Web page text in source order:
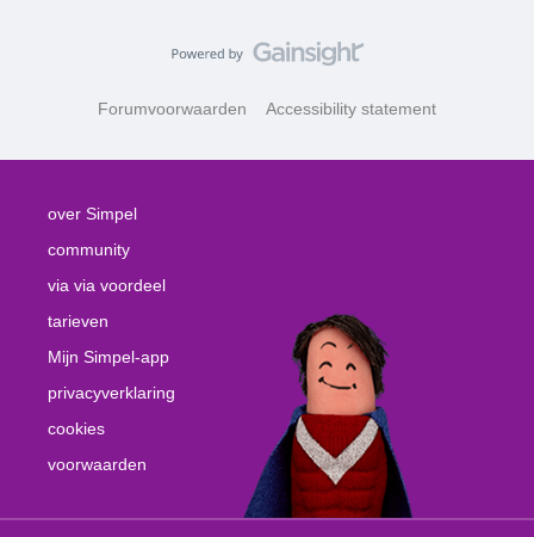
Forumvoorwaarden Accessibility statement
over Simpel
community
via via voordeel
tarieven
Mijn Simpel-app
privacyverklaring
cookies
voorwaarden